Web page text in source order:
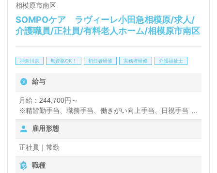
相模原市南区
SOMPOケア ラヴィーレ小田急相模原/求人/
介護職員/正社員/有料老人ホーム/相模原市南区
神奈川県 無資格OK！ 初任者研修 実務者研修 介護福祉士
給与
月給：244,700円～
※精皆勤手当、職務手当、働きがい向上手当、日祝手当
（月平均2回分）、夜勤手当（月平均5回分）等、毎月平均
的に支払われる手当を含みます。
※介護福祉士のみ、特別職務手当あり
残業時は別途時間外手当支給（超過1分～）
雇用形態
正社員｜常勤
職種